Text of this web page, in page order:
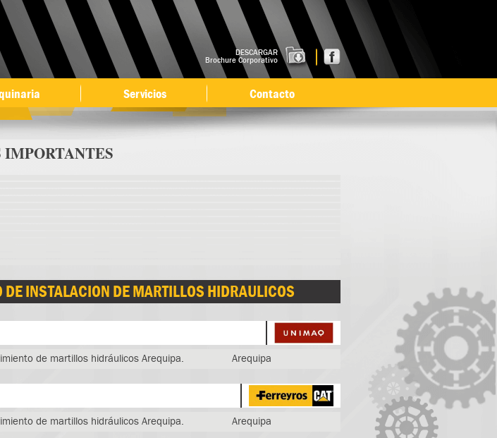
DESCARGAR
Brochure Corporativo
Servicios Contacto
IMPORTANTES
DE INSTALACION DE MARTILLOS HIDRAULICOS
de martillos hidráulicos Arequipa. Arequipa
de martillos hidráulicos Arequipa. Arequipa